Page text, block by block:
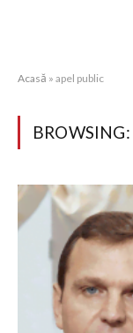
Acasă » apel public
BROWSING: